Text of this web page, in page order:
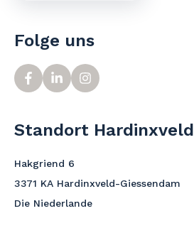
Folge uns
Standort Hardinxveld
Hakgriend 6
3371 KA Hardinxveld-Giessendam
Die Niederlande